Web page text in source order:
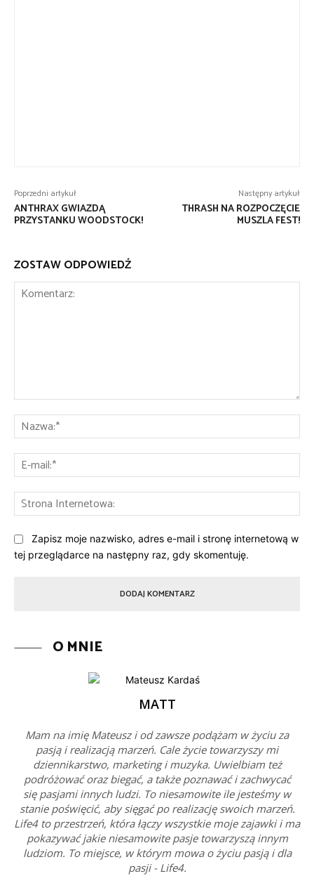
Poprzedni artykuł
ANTHRAX GWIAZDĄ
PRZYSTANKU WOODSTOCK!
Następny artykuł
THRASH NA ROZPOCZĘCIE
MUSZLA FEST!
ZOSTAW ODPOWIEDŹ
Zapisz moje nazwisko, adres e-mail i stronę internetową w
tej przeglądarce na następny raz, gdy skomentuję.
O MNIE
MATT
Mam na imię Mateusz i od zawsze podążam w życiu za
pasją i realizacją marzeń. Cale życie towarzyszy mi
dziennikarstwo, marketing i muzyka. Uwielbiam też
podróżować oraz biegać, a także poznawać i zachwycać
się pasjami innych ludzi. To niesamowite ile jesteśmy w
stanie poświęcić, aby sięgać po realizację swoich marzeń.
Life4 to przestrzeń, która łączy wszystkie moje zajawki i ma
pokazywać jakie niesamowite pasje towarzyszą innym
ludziom. To miejsce, w którym mowa o życiu pasją i dla
pasji - Life4.